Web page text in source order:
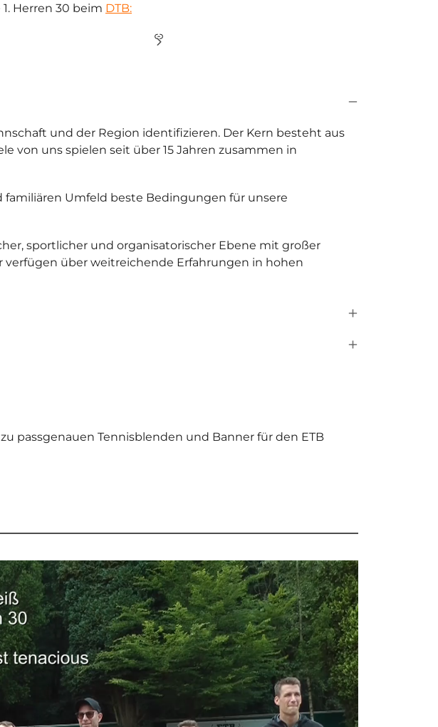
1. Herren 30 beim DTB:
Link
und der Region identifizieren. Der Kern besteht aus
von uns spielen seit über 15 Jahren zusammen in
Umfeld beste Bedingungen für unsere
sportlicher und organisatorischer Ebene mit großer
verfügen über weitreichende Erfahrungen in hohen
passgenauen Tennisblenden und Banner für den ETB